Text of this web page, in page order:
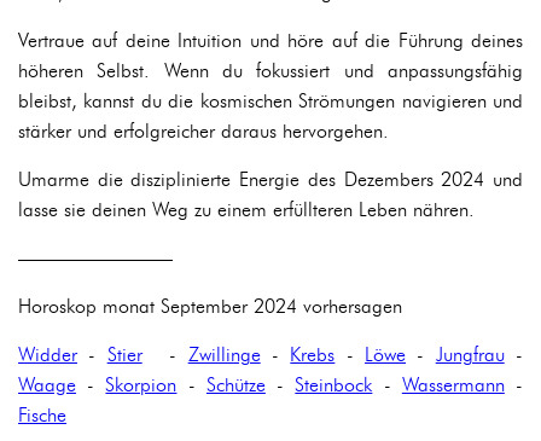
Vertraue auf deine Intuition und höre auf die Führung deines
höheren Selbst. Wenn du fokussiert und anpassungsfähig
bleibst, kannst du die kosmischen Strömungen navigieren und
stärker und erfolgreicher daraus hervorgehen.
Umarme die disziplinierte Energie des Dezembers 2024 und
lasse sie deinen Weg zu einem erfüllteren Leben nähren.
————————
Horoskop monat September 2024 vorhersagen
Widder- Stier- Zwillinge- Krebs - Löwe - Jungfrau-
Waage -Skorpion - Schütze-Steinbock - Wassermann-
Fische